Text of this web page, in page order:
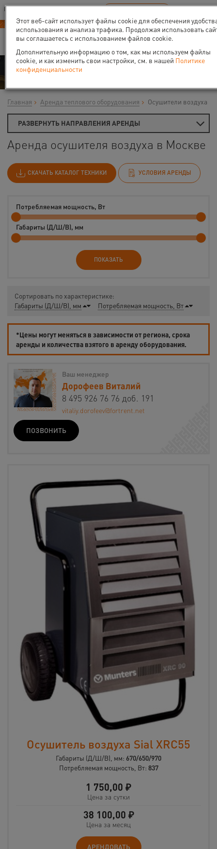
Ваш город:Москва
В Вашем регионе нет наших офисов RU EN
Аренда
Главная Аренда теплового оборудования Осушители воздуха
РАЗВЕРНУТЬ НАПРАВЛЕНИЯ АРЕНДЫ
Аренда осушителя воздуха в Москве
СКАЧАТЬ КАТАЛОГ ТЕХНИКИ УСЛОВИЯ АРЕНДЫ
Потребляемая мощность, Вт
Габариты (Д/Ш/В), мм
ПОКАЗАТЬ
Сортировать по характеристике:
Габариты (Д/Ш/В), мм
Потребляемая мощность, Вт
*Цены могут меняться в зависимости от региона, срока
аренды и количества взятого в аренду оборудования.
Ваш менеджер
Дорофеев Виталий
8 495 926 76 76 доб. 191
vitaliy.dorofeev@fortrent.net
ПОЗВОНИТЬ
Осушитель воздуха Sial XRC55
Габариты (Д/Ш/В), мм: 670/650/970
Потребляемая мощность, Вт: 837
1 750,00 ₽
Цена за сутки
38 100,00 ₽
Цена за месяц
АРЕНДОВАТЬ
Этот веб-сайт использует файлы cookie для обеспечения
использования и анализа трафика. Продолжая использовать
вы соглашаетесь с использованием файлов cookie.
Дополнительную информацию о том, как мы используем файлы
cookie, и как изменить свои настройки, см. в нашей Политике
конфиденциальности